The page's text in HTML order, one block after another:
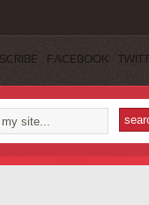
FACEBOOK